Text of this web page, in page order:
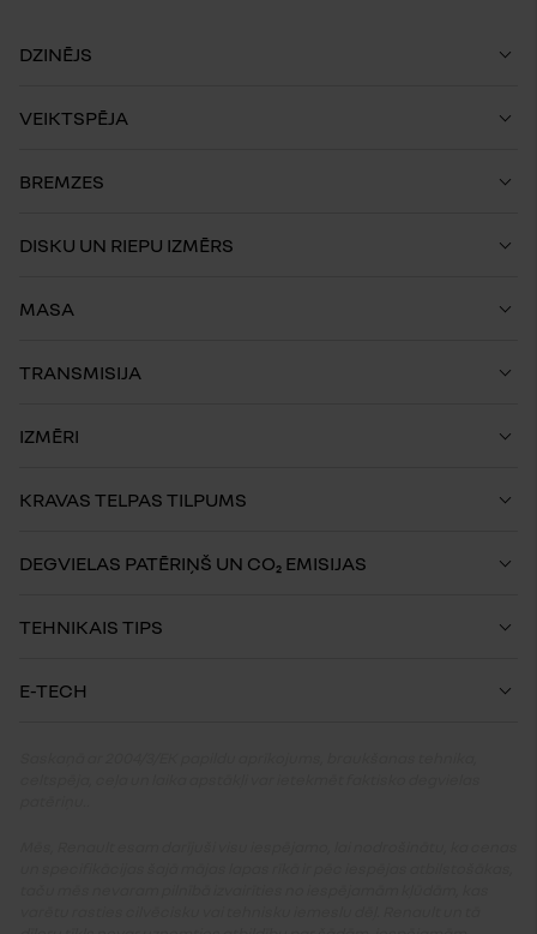
DZINĒJS
VEIKTSPĒJA
BREMZES
DISKU UN RIEPU IZMĒRS
MASA
TRANSMISIJA
IZMĒRI
KRAVAS TELPAS TILPUMS
DEGVIELAS PATĒRIŅŠ UN CO₂ EMISIJAS
TEHNIKAIS TIPS
E-TECH